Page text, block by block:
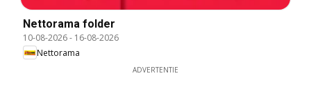
Nettorama folder
10-08-2026- 16-08-2026
Nettorama
ADVERTENTIE